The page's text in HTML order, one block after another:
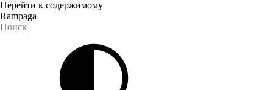
Перейти к содержимому
Rampaga